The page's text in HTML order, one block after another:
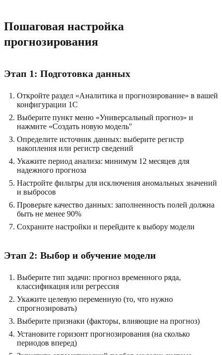
Пошаговая настройка
прогнозирования
Этап 1: Подготовка данных
Откройте раздел «Аналитика и прогнозирование» в вашей
конфигурации 1С
Выберите пункт меню «Универсальный прогноз» и
нажмите «Создать новую модель"
Определите источник данных: выберите регистр
накопления или регистр сведений
Укажите период анализа: минимум 12 месяцев для
надежного прогноза
Настройте фильтры для исключения аномальных значений
и выбросов
Проверьте качество данных: заполненность полей должна
быть не менее 90%
Сохраните настройки и перейдите к выбору модели
Этап 2: Выбор и обучение модели
Выберите тип задачи: прогноз временного ряда,
классификация или регрессия
Укажите целевую переменную (то, что нужно
спрогнозировать)
Выберите признаки (факторы, влияющие на прогноз)
Установите горизонт прогнозирования (на сколько
периодов вперед)